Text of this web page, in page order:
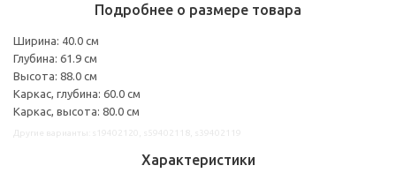
Подробнее о размере товара
Ширина: 40.0 см
Глубина: 61.9 см
Высота: 88.0 см
Каркас, глубина: 60.0 см
Каркас, высота: 80.0 см
Характеристики